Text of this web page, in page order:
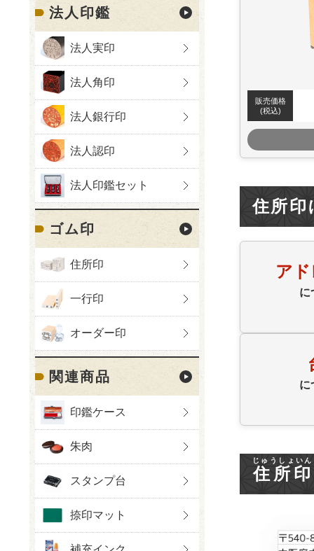
法人印鑑
法人実印
法人角印
法人銀行印
法人認印
法人印鑑セット
ゴム印
住所印
一行印
オーダー印
関連商品
印鑑ケース
朱肉
スタンプ台
捺印マット
販売価格
(税込)
住所印
ア
に
に
住所印
じゅうしょいん